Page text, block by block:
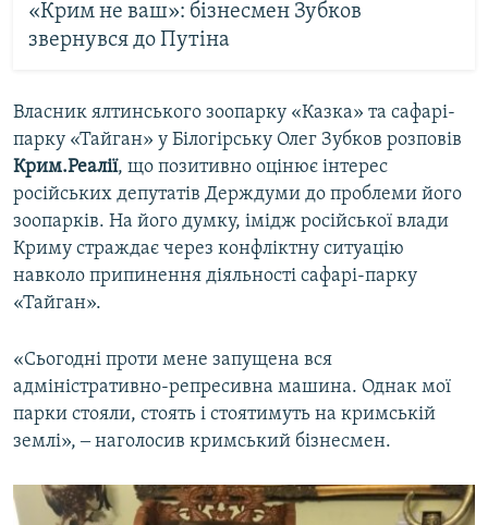
«Крим не ваш»: бізнесмен Зубков
звернувся до Путіна
Власник ялтинського зоопарку «Казка» та сафарі-
парку «Тайган» у Білогірську Олег Зубков розповів
Крим.Реалії, що позитивно оцінює інтерес
російських депутатів Держдуми до проблеми його
зоопарків. На його думку, імідж російської влади
Криму страждає через конфліктну ситуацію
навколо припинення діяльності сафарі-парку
«Тайган».
«Сьогодні проти мене запущена вся
адміністративно-репресивна машина. Однак мої
парки стояли, стоять і стоятимуть на кримській
землі», ‒ наголосив кримський бізнесмен.